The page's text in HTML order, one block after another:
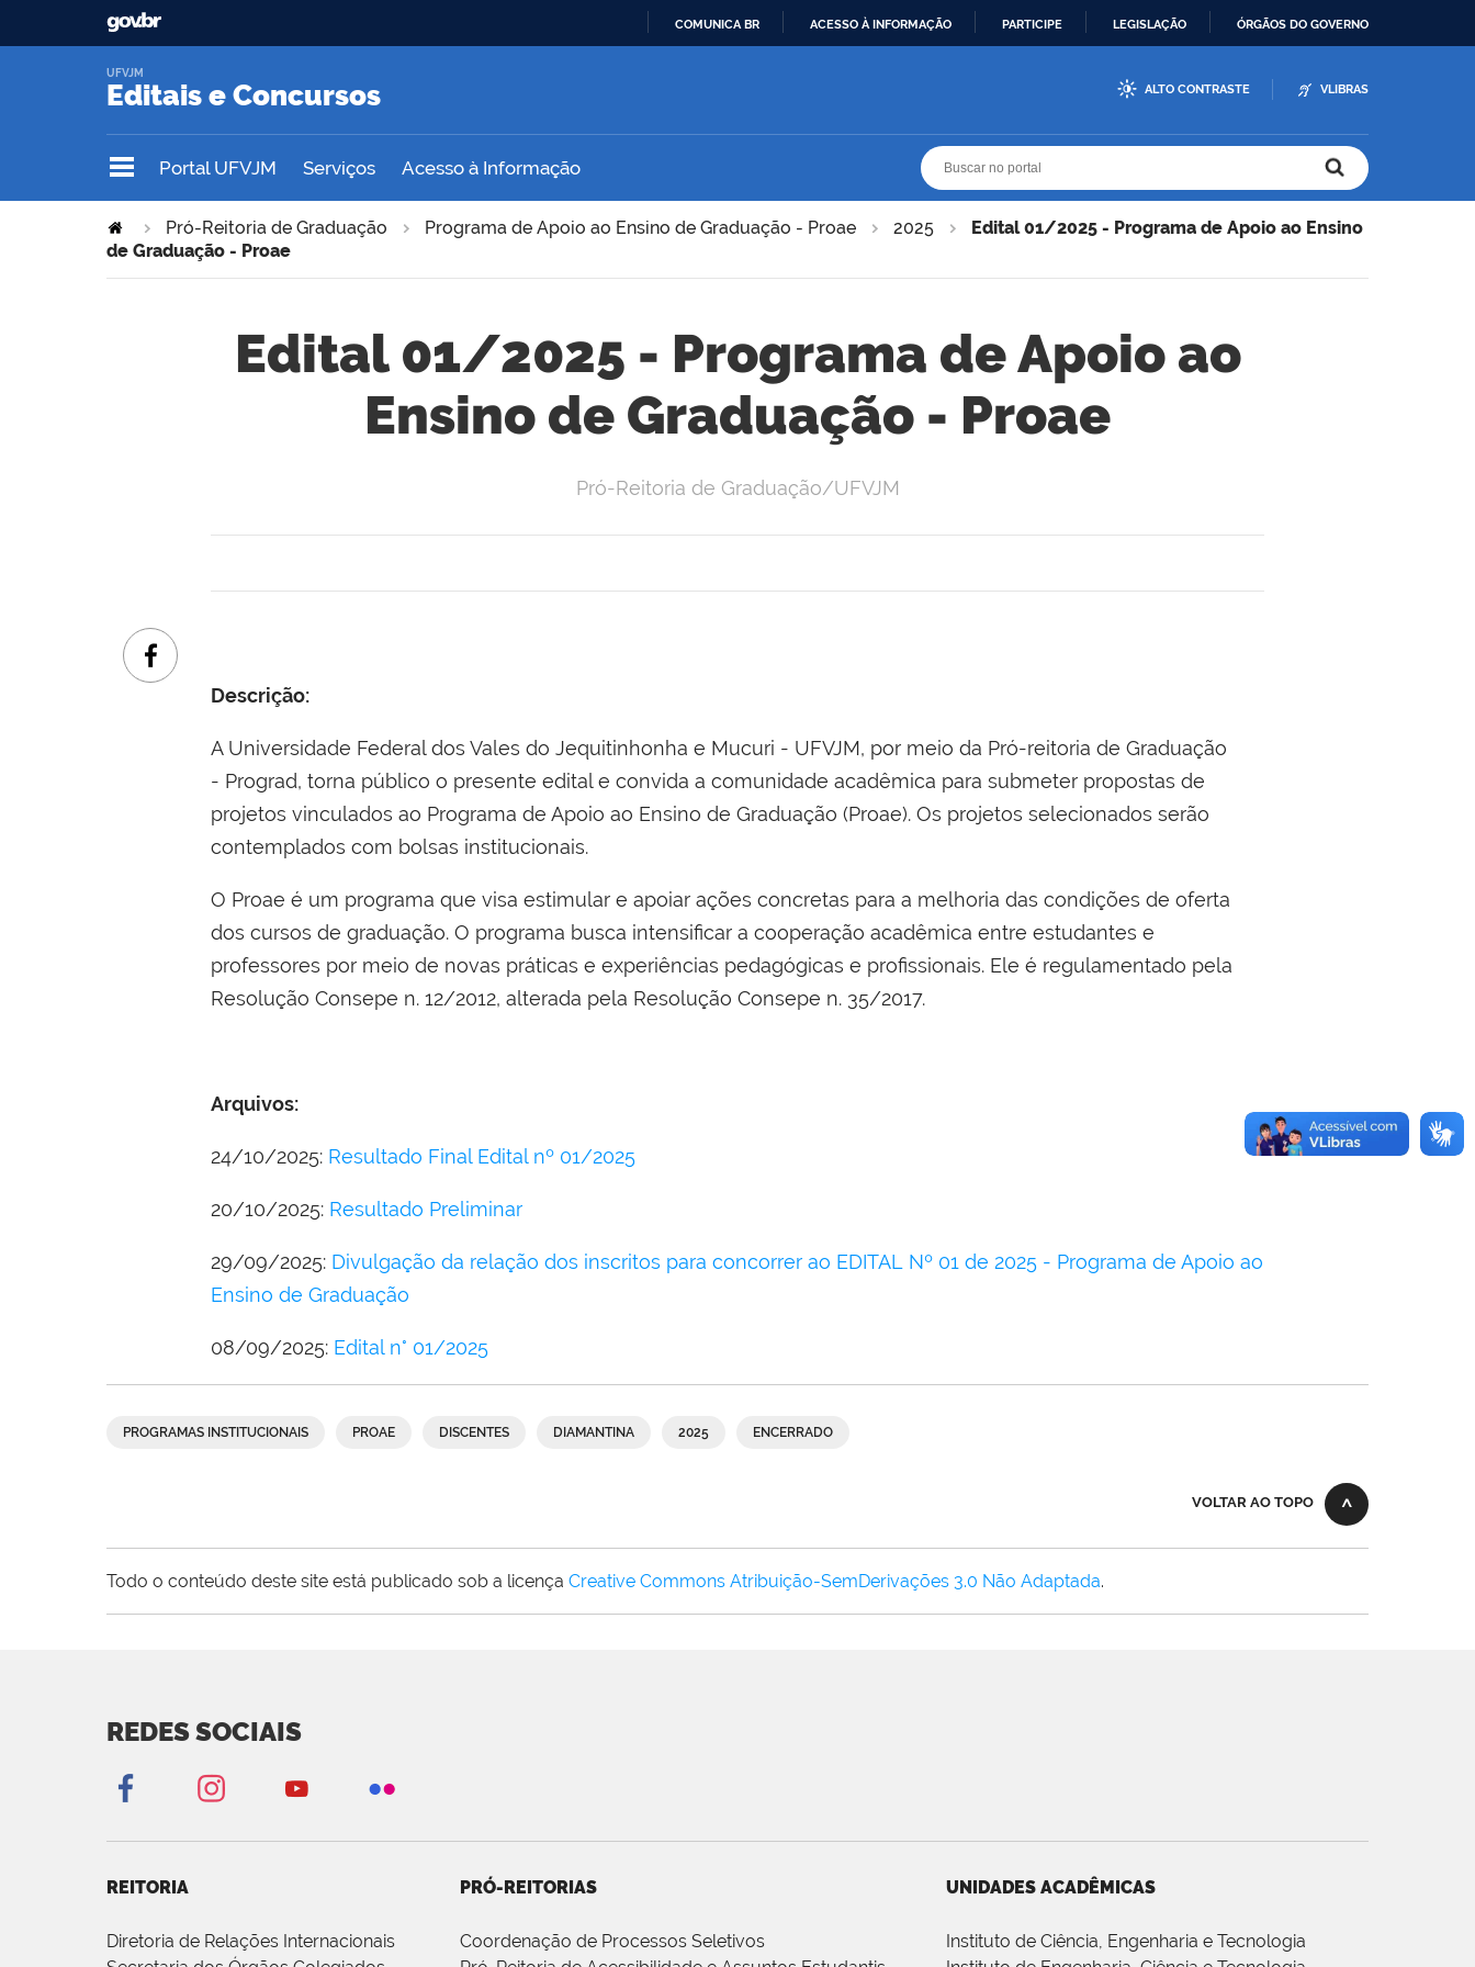
COMUNICA BR ACESSO À INFORMAÇÃO PARTICIPE LEGISLAÇÃO ÓRGÃOS DO GOVERNO
Editais e Concursos
UFVJM
ALTO CONTRASTE VLIBRAS
Portal UFVJM Serviços Acesso à Informação
Pró-Reitoria de Graduação Programa de Apoio ao Ensino de Graduação - Proae 2025
Edital 01/2025 - Programa de Apoio ao Ensino
de Graduação - Proae
Edital 01/2025 - Programa de Apoio ao
Ensino de Graduação - Proae
Pró-Reitoria de Graduação/UFVJM
Descrição:
A Universidade Federal dos Vales do Jequitinhonha e Mucuri - UFVJM, por meio da Pró-reitoria de Graduação
- Prograd, torna público o presente edital e convida a comunidade acadêmica para submeter propostas de
projetos vinculados ao Programa de Apoio ao Ensino de Graduação (Proae). Os projetos selecionados serão
contemplados com bolsas institucionais.
O Proae é um programa que visa estimular e apoiar ações concretas para a melhoria das condições de oferta
dos cursos de graduação. O programa busca intensificar a cooperação acadêmica entre estudantes e
professores por meio de novas práticas e experiências pedagógicas e profissionais. Ele é regulamentado pela
Resolução Consepe n. 12/2012, alterada pela Resolução Consepe n. 35/2017.
Arquivos:
24/10/2025: Resultado Final Edital nº 01/2025
20/10/2025: Resultado Preliminar
29/09/2025: Divulgação da relação dos inscritos para concorrer ao EDITAL Nº 01 de 2025 - Programa de Apoio ao
Ensino de Graduação
08/09/2025: Edital n° 01/2025
PROGRAMAS INSTITUCIONAIS PROAE DISCENTES DIAMANTINA 2025 ENCERRADO
VOLTAR AO TOPO
Todo o conteúdo deste site está publicado sob a licença Creative Commons Atribuição-SemDerivações 3.0 Não Adaptada.
REDES SOCIAIS
REITORIA
Diretoria de Relações Internacionais
PRÓ-REITORIAS
Coordenação de Processos Seletivos
UNIDADES ACADÊMICAS
Instituto de Ciência, Engenharia e Tecnologia